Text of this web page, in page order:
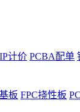
计价 PCBA配单
板 FPC挠性板